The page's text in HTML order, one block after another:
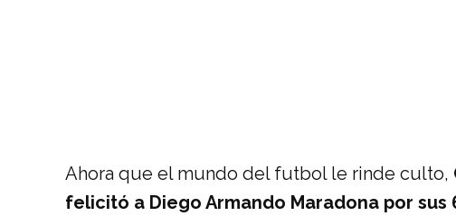
Ahora que el mundo del futbol le rinde culto,
felicitó a Diego Armando Maradona por sus